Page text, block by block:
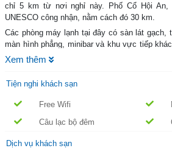
chỉ 5 km từ nơi nghỉ này. Phố Cổ Hội
UNESCO công nhận, nằm cách đó 30 km.
Các phòng máy lạnh tại đây có sàn lát gạch,
màn hình phẳng, minibar và khu vực tiếp
cũng được trang bị trong phòng. Phòng tắm
Khách sạn Travidat Đà Nẵngt có trung tâm
đi lại. Dịch vụ giặt là/ủi và đưa đón sân bay
phụ phí.
đầy hương vị, ẩm thực phương Tây và châu
Xem thêm
Tiện nghi khách sạn
Free Wifi
Câu lạc bộ đêm
Dịch vụ khách sạn